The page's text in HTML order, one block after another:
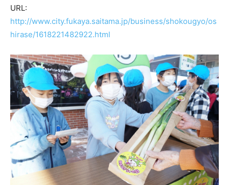
URL:
http://www.city.fukaya.saitama.jp/business/shokougyo/os
hirase/1618221482922.html